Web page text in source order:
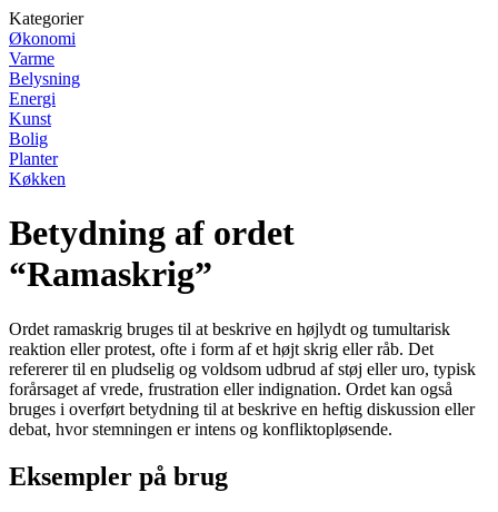
Kategorier
Økonomi
Varme
Belysning
Energi
Kunst
Bolig
Planter
Køkken
Betydning af ordet
“Ramaskrig”
Ordet ramaskrig bruges til at beskrive en højlydt og tumultarisk
reaktion eller protest, ofte i form af et højt skrig eller råb. Det
refererer til en pludselig og voldsom udbrud af støj eller uro, typisk
forårsaget af vrede, frustration eller indignation. Ordet kan også
bruges i overført betydning til at beskrive en heftig diskussion eller
debat, hvor stemningen er intens og konfliktopløsende.
Eksempler på brug